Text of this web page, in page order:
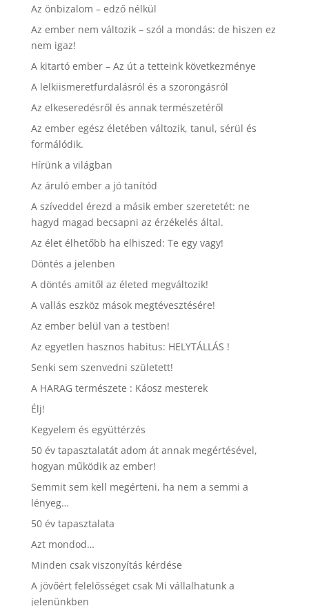
Az önbizalom – edző nélkül
Az ember nem változik – szól a mondás: de hiszen ez
nem igaz!
A kitartó ember – Az út a tetteink következménye
A lelkiismeretfurdalásról és a szorongásról
Az elkeseredésről és annak természetéről
Az ember egész életében változik, tanul, sérül és
formálódik.
Hírünk a világban
Az áruló ember a jó tanítód
A szíveddel érezd a másik ember szeretetét: ne
hagyd magad becsapni az érzékelés által.
Az élet élhetőbb ha elhiszed: Te egy vagy!
Döntés a jelenben
A döntés amitől az életed megváltozik!
A vallás eszköz mások megtévesztésére!
Az ember belül van a testben!
Az egyetlen hasznos habitus: HELYTÁLLÁS !
Senki sem szenvedni született!
A HARAG természete : Káosz mesterek
Élj!
Kegyelem és együttérzés
50 év tapasztalatát adom át annak megértésével,
hogyan működik az ember!
Semmit sem kell megérteni, ha nem a semmi a
lényeg…
50 év tapasztalata
Azt mondod…
Minden csak viszonyítás kérdése
A jövőért felelősséget csak Mi vállalhatunk a
jelenünkben